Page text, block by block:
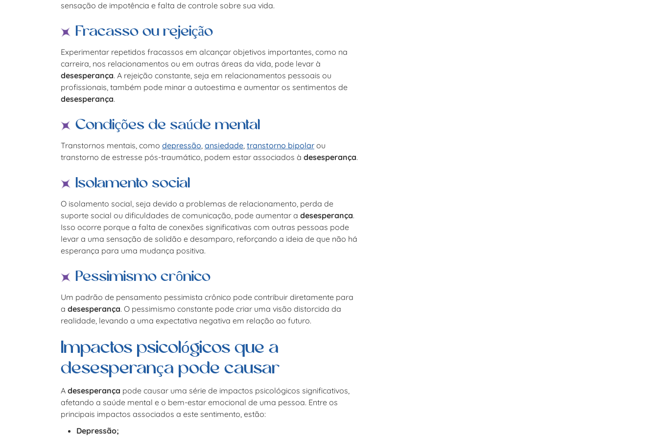
sensação de impotência e falta de controle sobre sua vida.
Fracasso ou rejeição
Experimentar repetidos fracassos em alcançar objetivos importantes, como na
carreira, nos relacionamentos ou em outras áreas da vida, pode levar à
desesperança. A rejeição constante, seja em relacionamentos pessoais ou
profissionais, também pode minar a autoestima e aumentar os sentimentos de
desesperança.
Condições de saúde mental
Transtornos mentais, como depressão, ansiedade, transtorno bipolarou
transtorno de estresse pós-traumático, podem estar associados à desesperança.
Isolamento social
O isolamento social, seja devido a problemas de relacionamento, perda de
suporte social ou dificuldades de comunicação, pode aumentar a desesperança.
Isso ocorre porque a falta de conexões significativas com outras pessoas pode
levar a uma sensação de solidão e desamparo, reforçando a ideia de que não há
esperança para uma mudança positiva.
Pessimismo crônico
Um padrão de pensamento pessimista crônico pode contribuir diretamente para
a desesperança. O pessimismo constante pode criar uma visão distorcida da
realidade, levando a uma expectativa negativa em relação ao futuro.
Impactos psicológicos que a
desesperança pode causar
A desesperança pode causar uma série de impactos psicológicos significativos,
afetando a saúde mental e o bem-estar emocional de uma pessoa. Entre os
principais impactos associados a este sentimento, estão:
Depressão;